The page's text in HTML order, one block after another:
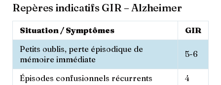
Repères indicatifs GIR – Alzheimer
Situation / Symptômes
GIR
Petits oublis, perte épisodique de
mémoire immédiate
5-6
Épisodes confusionnels récurrents 4